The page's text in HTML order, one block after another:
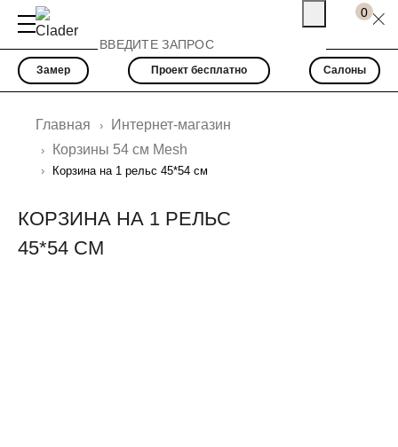
0
Замер Проект бесплатно Салоны
Главная
Интернет-магазин
Корзины 54 см Mesh
Корзина на 1 рельс 45*54 см
КОРЗИНА НА 1 РЕЛЬС
45*54 СМ